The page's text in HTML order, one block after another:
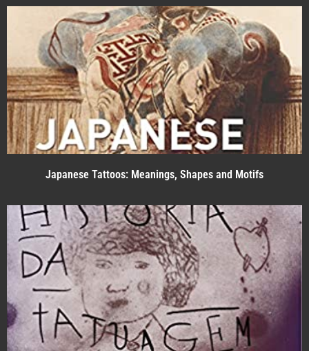
Japanese Tattoos: Meanings, Shapes and Motifs